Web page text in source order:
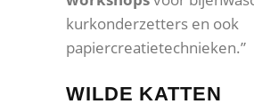
kurkonderzetters en ook
papiercreatietechnieken.”
WILDE KATTEN